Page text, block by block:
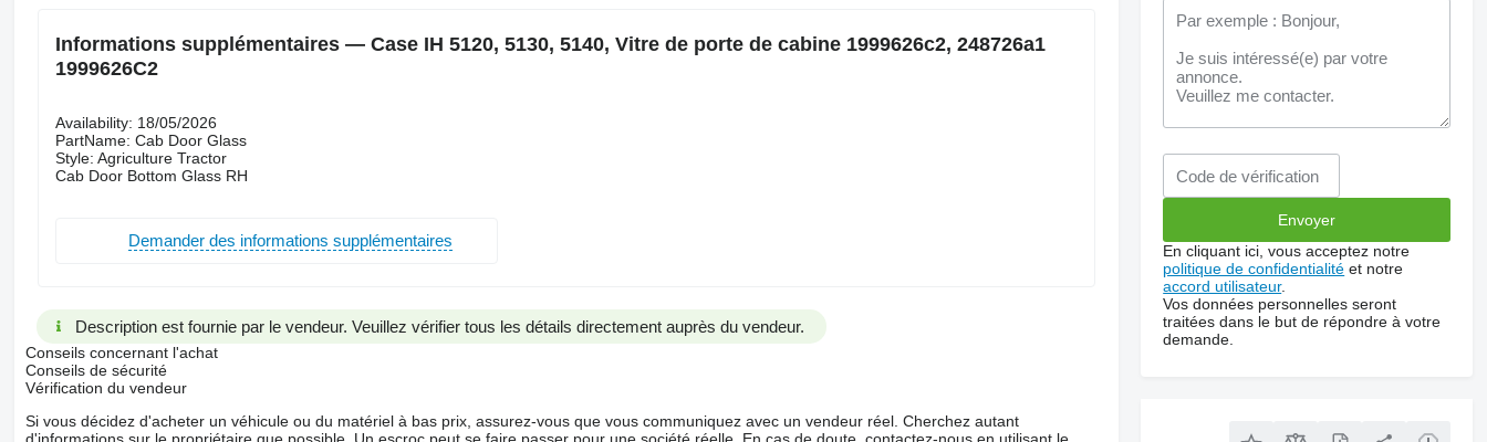
Informations supplémentaires — Case IH 5120, 5130, 5140, Vitre de porte de cabine 1999626c2, 248726a1
1999626C2
Availability: 18/05/2026
PartName: Cab Door Glass
Style: Agriculture Tractor
Cab Door Bottom Glass RH
Demander des informations supplémentaires
Description est fournie par le vendeur. Veuillez vérifier tous les détails directement auprès du vendeur.
Conseils concernant l'achat
Conseils de sécurité
Vérification du vendeur
Si vous décidez d'acheter un véhicule ou du matériel à bas prix, assurez-vous que vous communiquez avec un vendeur réel. Cherchez autant
d'informations sur le propriétaire que possible. Un escroc peut se faire passer pour une société réelle. En cas de doute, contactez-nous en utilisant le
En cliquant ici, vous acceptez notre
politique de confidentialité et notre
accord utilisateur.
Vos données personnelles seront
traitées dans le but de répondre à votre
demande.